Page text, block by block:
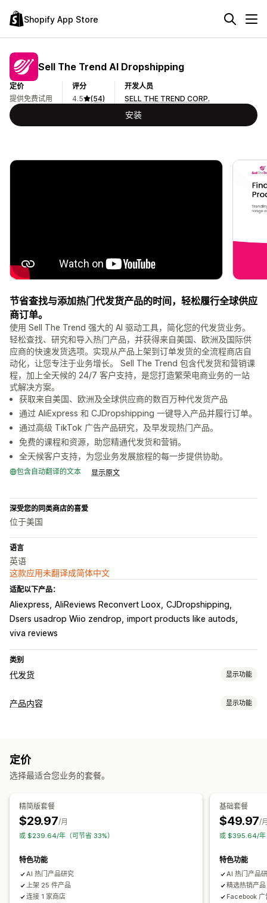
Shopify App Store
Sell The Trend AI Dropshipping
定价
提供免费试用
评分
4.5
(54)
开发人员
SELL THE TREND CORP.
安装
节省查找与添加热门代发货产品的时间，轻松履行全球供应
商订单。
使用 Sell The Trend 强大的 AI 驱动工具，简化您的代发货业务。
轻松查找、研究和导入热门产品，并获得来自美国、欧洲及国际供
应商的快速发货选项。实现从产品上架到订单发货的全流程商店自
动化，让您专注于业务增长。 Sell The Trend 包含代发货和营销课
程，加上全天候的 24/7 客户支持，是您打造繁荣电商业务的一站
式解决方案。
获取来自美国、欧洲及全球供应商的数百万种代发货产品
通过 AliExpress 和 CJDropshipping 一键导入产品并履行订单。
通过高级 TikTok 广告产品研究，及早发现热门产品。
免费的课程和资源，助您精通代发货和营销。
全天候客户支持，为您业务发展旅程的每一步提供协助。
包含自动翻译的文本 显示原文
深受您的同类商店的喜爱
位于美国
语言
英语
这款应用未翻译成简体中文
适配以下产品：
Aliexpress AliReviews Reconvert Loox CJDropshipping
Dsers usadrop Wiio zendrop import products like autods
viva reviews
类别
代发货 显示功能
可销售的产品
采购地点
产品内容 显示功能
定价
选择最适合您业务的套餐。
精简版套餐
$29.97/月
或 $239.64/年（可节省 33%）
特色功能
AI 热门产品研究
上架 25 件产品
连接 1 家商店
基础套餐
$49.97/
或 $395.64/年
特色功能
AI 热门产品
精选热销产品
Facebook 广